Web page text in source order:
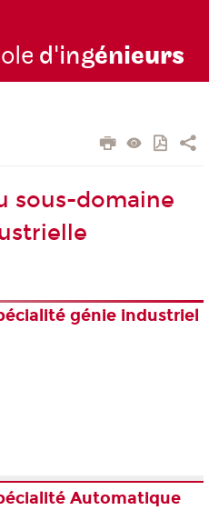
d'ingénieurs
sous-domaine
génie industriel
Automatique